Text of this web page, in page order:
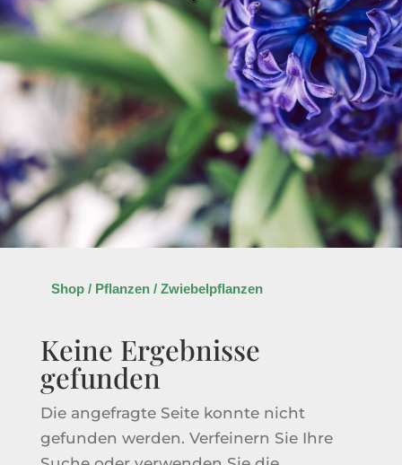
Shop/ Pflanzen/ Zwiebelpflanzen
Keine Ergebnisse
gefunden
Die angefragte Seite konnte nicht
gefunden werden. Verfeinern Sie Ihre